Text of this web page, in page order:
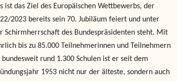
ist das Ziel des Europäischen Wettbewerbs, der
2023 bereits sein 70. Jubiläum feiert und unter
Schirmherrschaft des Bundespräsidenten steht. Mit
bis zu 85.000 Teilnehmerinnen und Teilnehmern
bundesweit rund 1.300 Schulen ist er seit dem
1953 nicht nur der älteste, sondern auch